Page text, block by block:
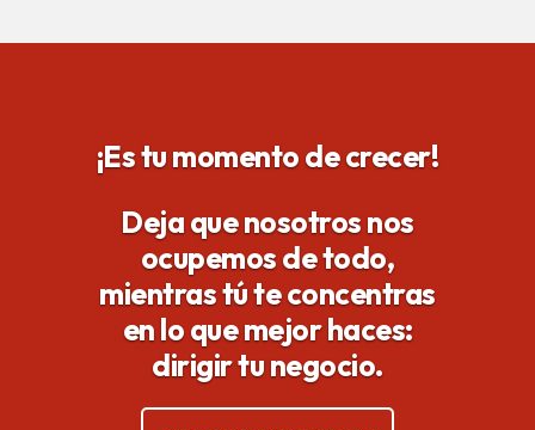
¡Es tu momento de crecer!
Deja quenosotros nos
ocupemos de todo,
mientras tú te concentras
en lo que mejor haces:
dirigir tu negocio.